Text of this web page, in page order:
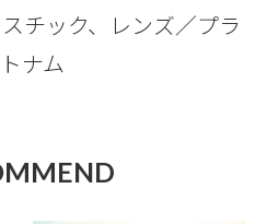
チック、レンズ／プラ
ナム